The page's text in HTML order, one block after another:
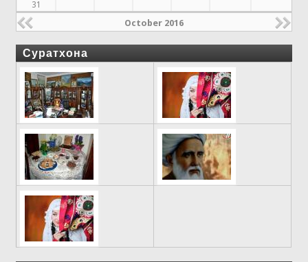
31
October 2016
Суратхона